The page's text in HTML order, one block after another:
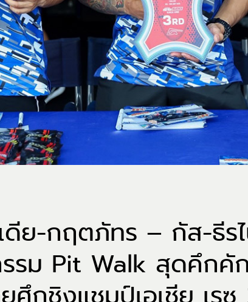
ดีย-กฤตภัทร – กัส-ธีร
รม Pit Walk สุดคึกคั